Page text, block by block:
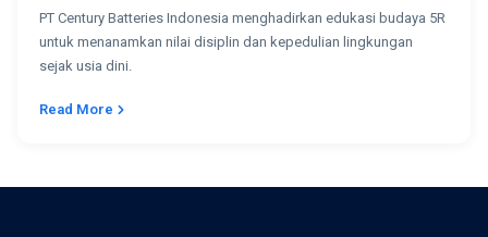
PT Century Batteries Indonesia menghadirkan edukasi budaya 5R
untuk menanamkan nilai disiplin dan kepedulian lingkungan
sejak usia dini.
Read More